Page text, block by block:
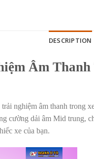
DESCRIPTION
Âm
nghiệm âm thanh trong
cường dải âm Mid trung,
xe của bạn.